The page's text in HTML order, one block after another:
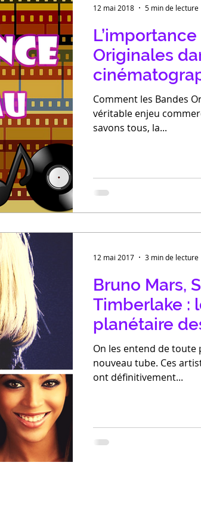
Originales
Comment les Bandes
véritable enjeu
savons tous, la...
12 mai 2018 5 min de lecture
Bruno Mars,
Timberlake :
planétaire
On les entend de
nouveau tube. Ces
ont définitivement...
12 mai 2017 3 min de lecture